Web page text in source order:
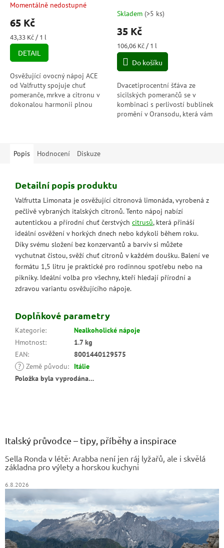
Průměrné
hodnocení
produktu
je
5,0
5
hvězdiček.
Momentálně nedostupné
65 Kč
Měrná
cena:
43,33 Kč / 1 l
DETAIL
Osvěžující ovocný nápoj ACE
od Valfrutty spojuje chuť
pomeranče, mrkve a citronu v
dokonalou harmonii plnou
Skladem (>5 ks)
35 Kč
Měrná
cena:
106,06 Kč / 1 l
Do košíku
Dvacetiprocentní šťáva ze
sicilských pomerančů se v
kombinaci s perlivostí bublinek
promění v Oransodu, která vám
Popis Hodnocení Diskuze
Detailní popis produktu
Valfrutta Limonata je osvěžující citronová limonáda, vyrobená z
pečlivě vybraných italských citronů. Tento nápoj nabízí
autentickou a přírodní chuť čerstvých citrusů, která přináší
ideální osvěžení v horkých dnech nebo kdykoli během roku.
Díky svému složení bez konzervantů a barviv si můžete
vychutnat čistou, svěží chuť citronů v každém doušku. Balení ve
formátu 1,5 litru je praktické pro rodinnou spotřebu nebo na
pikniky. Ideální volba pro všechny, kteří hledají přírodní a
zdravou variantu osvěžujícího nápoje.
Doplňkové parametry
Kategorie:
Nealkoholické nápoje
Hmotnost:
1.7 kg
EAN:
8001440129575
? Země původu:
Itálie
Položka byla vyprodána…
Italský průvodce – tipy, příběhy a inspirace
Sella Ronda v létě: Arabba není jen ráj lyžařů, ale i skvělá
základna pro výlety a horskou kuchyni
6.8.2026